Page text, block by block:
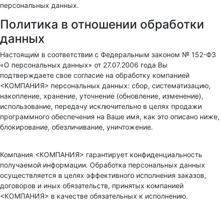
персональных данных.
Политика в отношении обработки
данных
Настоящим в соответствии с Федеральным законом № 152-ФЗ
«О персональных данных» от 27.07.2006 года Вы
подтверждаете свое согласие на обработку компанией
<КОМПАНИЯ> персональных данных: сбор, систематизацию,
накопление, хранение, уточнение (обновление, изменение),
использование, передачу исключительно в целях продажи
программного обеспечения на Ваше имя, как это описано ниже,
блокирование, обезличивание, уничтожение.
Компания <КОМПАНИЯ> гарантирует конфиденциальность
получаемой информации. Обработка персональных данных
осуществляется в целях эффективного исполнения заказов,
договоров и иных обязательств, принятых компанией
<КОМПАНИЯ> в качестве обязательных к исполнению.